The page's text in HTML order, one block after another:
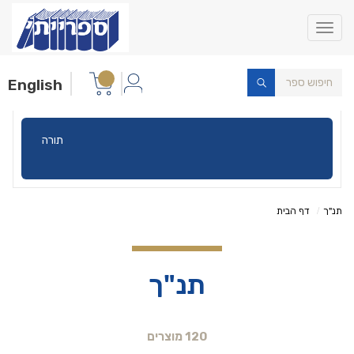
Toggle
navigation
English
תורה
דף הבית תנ"ך
תנ"ך
120 מוצרים